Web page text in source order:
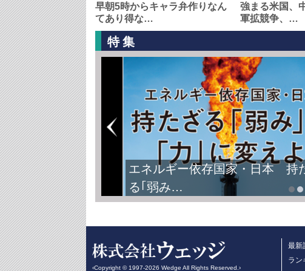
早朝5時からキャラ弁作りなん
てあり得な…
強まる米国、
軍拡競争、…
特集
エネルギー依存国家・日本 持
る｢弱み…
‹Copyright © 1997-2026 Wedge All Rights Reserved.›
最新
ラン